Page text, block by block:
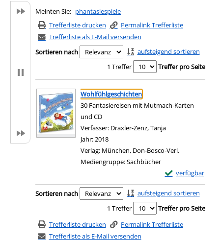
Meinten Sie: phantasiespiele
Trefferliste drucken
Permalink Trefferliste
Trefferliste als E-Mail versenden
Sortieren nach
aufsteigend sortieren
1 Treffer
Treffer pro Seite
Suchergebnis
Zu den Suchfiltern springen
Wohlfühlgeschichten
30 Fantasiereisen mit Mutmach-Karten
und CD
Verfasser: Draxler-Zenz, Tanja
Jahr:2018
Verlag: München, Don-Bosco-Verl.
Mediengruppe:Sachbücher
verfügbar
Exemplar-
Zum Download
Zu den Suchfiltern springen
Sortieren nach
aufsteigend sortieren
1 Treffer
Treffer pro Seite
Trefferliste drucken
Permalink Trefferliste
Trefferliste als E-Mail versenden